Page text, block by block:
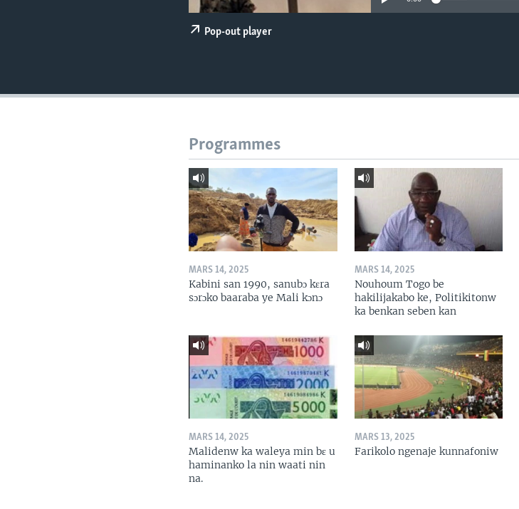
Pop-out player
Programmes
MARS 14, 2025
Kabini san 1990, sanubɔ kɛra
sɔrɔko baaraba ye Mali kɔnɔ
MARS 14, 2025
Nouhoum Togo be
hakilijakabo ke, Politikitonw
ka benkan seben kan
MARS 14, 2025
Malidenw ka waleya min bɛ u
haminanko la nin waati nin
na.
MARS 13, 2025
Farikolo ngenaje kunnafoniw